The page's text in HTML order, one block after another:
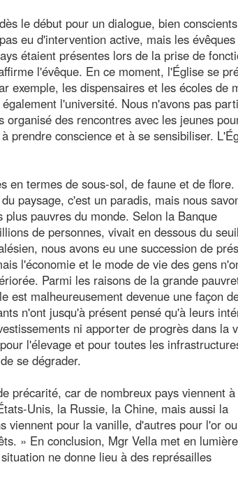
le début pour un dialogue, bien
eu d'intervention active, mais les
étaient présentes lors de la prise de
l'évêque. En ce moment, l'Église se
exemple, les dispensaires et les écoles de
l'université. Nous n'avons pas
des rencontres avec les jeunes
prendre conscience et à se sensibiliser.
en termes de sous-sol, de faune et de flore.
paysage, c'est un paradis, mais nous
pauvres du monde. Selon la Banque
de personnes, vivait en dessous du
nous avons eu une succession de
l'économie et le mode de vie des gens
Parmi les raisons de la grande
est malheureusement devenue une façon
n'ont jusqu'à présent pensé qu'à leurs
ni apporter de progrès dans la
l'élevage et pour toutes les
se dégrader.
précarité, car de nombreux pays viennent à
Unis, la Russie, la Chine, mais aussi la
viennent pour la vanille, d'autres pour l'or ou
» En conclusion, Mgr Vella met en
ne donne lieu à des représailles